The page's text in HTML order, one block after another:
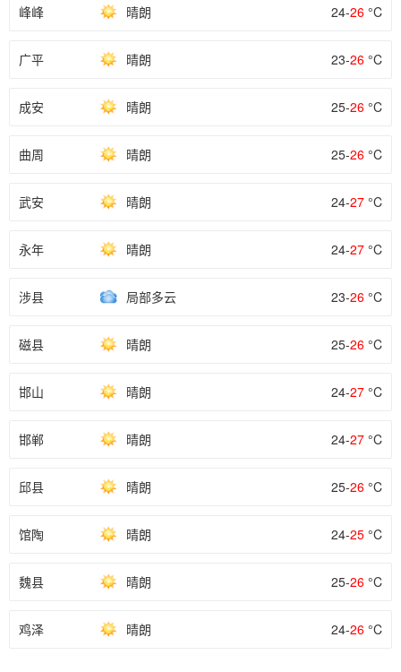
峰峰 晴朗 24-26 °C
广平 晴朗 23-26 °C
成安 晴朗 25-26 °C
曲周 晴朗 25-26 °C
武安 晴朗 24-27 °C
永年 晴朗 24-27 °C
涉县 局部多云 23-26 °C
磁县 晴朗 25-26 °C
邯山 晴朗 24-27 °C
邯郸 晴朗 24-27 °C
邱县 晴朗 25-26 °C
馆陶 晴朗 24-25 °C
魏县 晴朗 25-26 °C
鸡泽 晴朗 24-26 °C